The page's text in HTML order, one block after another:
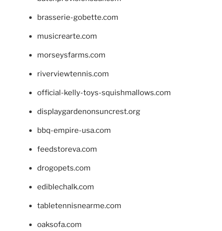
brasserie-gobette.com
musicrearte.com
morseysfarms.com
riverviewtennis.com
official-kelly-toys-squishmallows.com
displaygardenonsuncrest.org
bbq-empire-usa.com
feedstoreva.com
drogopets.com
ediblechalk.com
tabletennisnearme.com
oaksofa.com